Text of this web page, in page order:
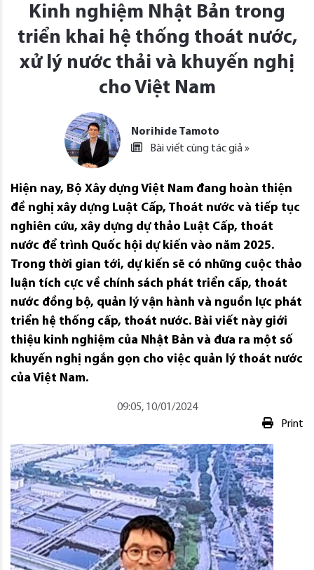
Kinh nghiệm Nhật Bản trong
triển khai hệ thống thoát nước,
xử lý nước thải và khuyến nghị
cho Việt Nam
Norihide Tamoto
Bài viết cùng tác giả »
Hiện nay, Bộ Xây dựng Việt Nam đang hoàn thiện
đề nghị xây dựng Luật Cấp, Thoát nước và tiếp tục
nghiên cứu, xây dựng dự thảo Luật Cấp, thoát
nước để trình Quốc hội dự kiến vào năm 2025.
Trong thời gian tới, dự kiến sẽ có những cuộc thảo
luận tích cực về chính sách phát triển cấp, thoát
nước đồng bộ, quản lý vận hành và nguồn lực phát
triển hệ thống cấp, thoát nước. Bài viết này giới
thiệu kinh nghiệm của Nhật Bản và đưa ra một số
khuyến nghị ngắn gọn cho việc quản lý thoát nước
của Việt Nam.
09:05, 10/01/2024
Print